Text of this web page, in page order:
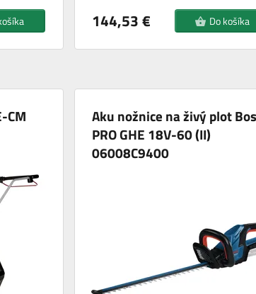
144,53 € Do košíka
CM
Aku nožnice na živý plot
PRO GHE 18V-60 (II)
06008C9400